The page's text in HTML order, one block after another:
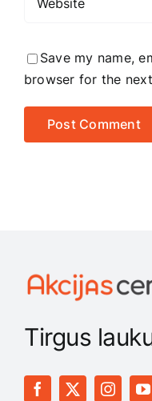
Save my name,
browser for the
Tirgus